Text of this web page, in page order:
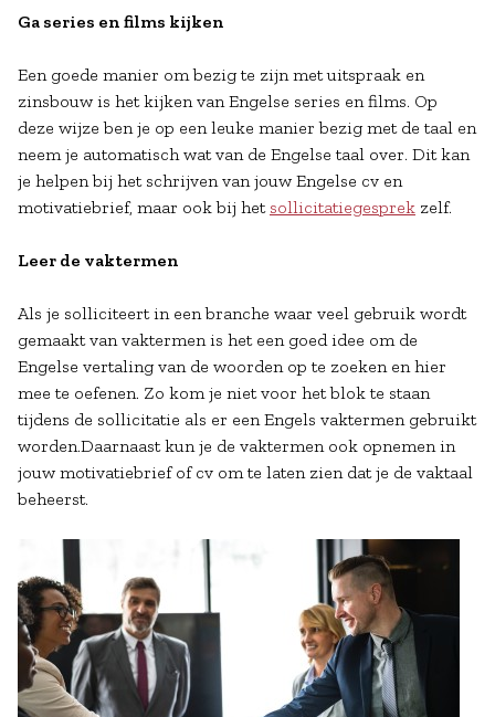
Ga series en films kijken
Een goede manier om bezig te zijn met uitspraak en
zinsbouw is het kijken van Engelse series en films. Op
deze wijze ben je op een leuke manier bezig met de taal en
neem je automatisch wat van de Engelse taal over. Dit kan
je helpen bij het schrijven van jouw Engelse cv en
motivatiebrief, maar ook bij het sollicitatiegesprek zelf.
Leer de vaktermen
Als je solliciteert in een branche waar veel gebruik wordt
gemaakt van vaktermen is het een goed idee om de
Engelse vertaling van de woorden op te zoeken en hier
mee te oefenen. Zo kom je niet voor het blok te staan
tijdens de sollicitatie als er een Engels vaktermen gebruikt
worden.Daarnaast kun je de vaktermen ook opnemen in
jouw motivatiebrief of cv om te laten zien dat je de vaktaal
beheerst.